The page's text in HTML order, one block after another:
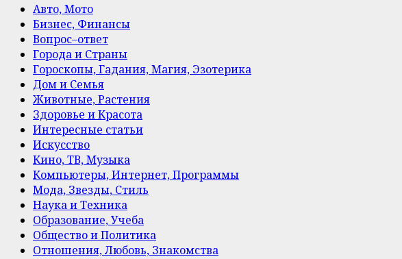
Авто, Мото
Бизнес, Финансы
Вопрос–ответ
Города и Страны
Гороскопы, Гадания, Магия, Эзотерика
Дом и Семья
Животные, Растения
Здоровье и Красота
Интересные статьи
Искусство
Кино, ТВ, Музыка
Компьютеры, Интернет, Программы
Мода, Звезды, Стиль
Наука и Техника
Образование, Учеба
Общество и Политика
Отношения, Любовь, Знакомства